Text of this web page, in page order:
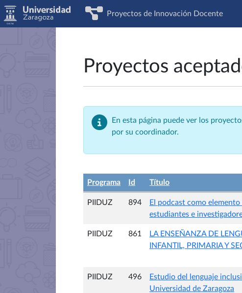
Proyectos de Innovación Docente
Proyectos
En esta página puede ver los
por su coordinador.
Programa Id Título
PIIDUZ 894
El podcast como
estudiantes e
PIIDUZ 861
LA ENSEÑANZA DE
INFANTIL, PRIMARIA Y
PIIDUZ 496
Estudio del lenguaje
Universidad de Zaragoza